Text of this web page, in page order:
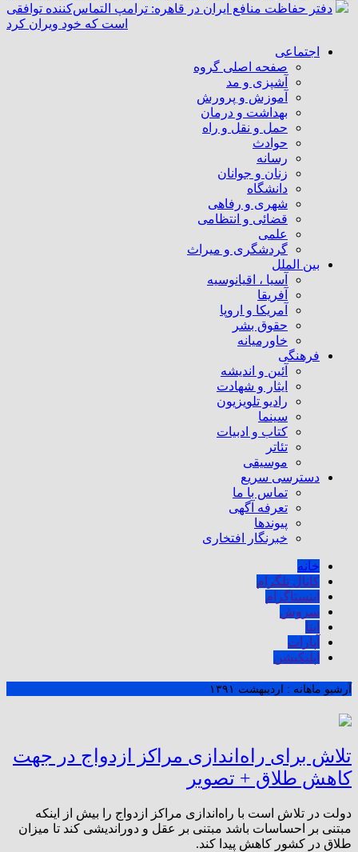
دفتر حفاظت منافع ایران در قاهره: ترامپ التماس‌کننده توافقی
است که خود ویران کرد
اجتماعی
صفحه اصلی گروه
آشپزی و مد
آموزش و پرورش
بهداشت و درمان
حمل و نقل و راه
حوادث
رسانه
زنان و جوانان
دانشگاه
شهری و رفاهی
قضائی و انتظامی
علمی
گردشگری و میراث
بین الملل
آسیا ، اقیانوسیه
آفریقا
آمریکا و اروپا
حقوق بشر
خاورمیانه
فرهنگی
آئین و اندیشه
ایثار و شهادت
رادیو تلویزیون
سینما
کتاب و ادبیات
تئاتر
موسیقی
دسترسی سریع
تماس با ما
تعرفه آگهی
پیوندها
خبرنگار افتخاری
خانه
کانال تلگرام
اینستاگرام
سروش
ایتا
آپارات
اپلیکیشن
آرشیو ماهانه : اردیبهشت ۱۳۹۱
تلاش برای راه‌اندازی مراکز ازدواج در جهت
کاهش طلاق + تصویر
دولت در تلاش است با راه‌اندازی مراکز ازدواج را بیش از اینکه
مبتنی بر احساسات باشد مبتنی بر عقل و دور‌اندیشی کند تا میزان
طلاق در کشور کاهش پیدا کند.